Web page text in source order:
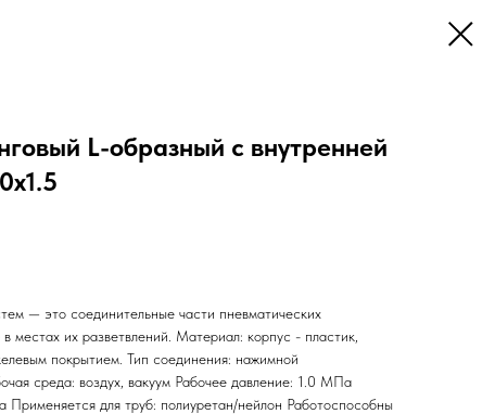
L-образный с внутренней
— это соединительные части пневматических
местах их разветвлений. Материал: корпус - пластик,
покрытием. Тип соединения: нажимной
среда: воздух, вакуум Рабочее давление: 1.0 МПа
для труб: полиуретан/нейлон Работоспособны